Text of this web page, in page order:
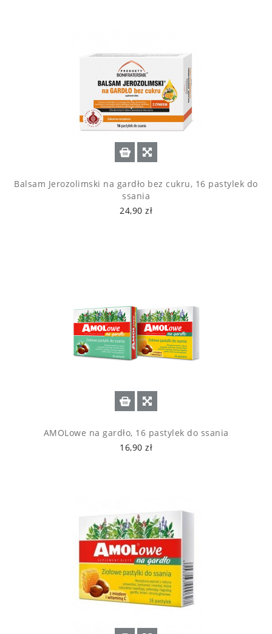
Balsam Jerozolimski na gardło bez cukru, 16 pastylek do
ssania
24,90 zł
AMOLowe na gardło, 16 pastylek do ssania
16,90 zł